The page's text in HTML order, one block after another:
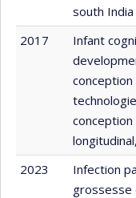
south India
2017
Infant
2023
Infection
grossesse